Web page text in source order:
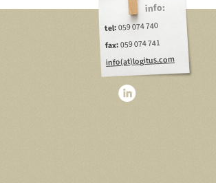
info:
tel:059 074 740
fax:059 074 741
info(at)logitus.com